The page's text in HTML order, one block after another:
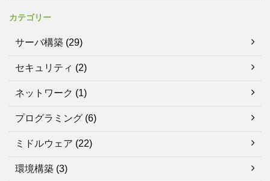
カテゴリー
サーバ構築 (29)
セキュリティ (2)
ネットワーク (1)
プログラミング (6)
ミドルウェア (22)
環境構築 (3)